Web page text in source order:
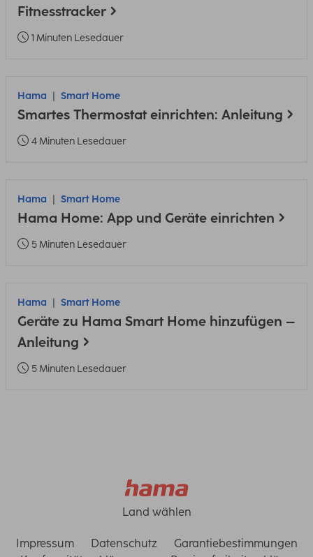
Fitnesstracker
1 Minuten Lesedauer
Hama Smart Home
Smartes Thermostat einrichten: Anleitung
4 Minuten Lesedauer
Hama Smart Home
Hama Home: App und Geräte einrichten
5 Minuten Lesedauer
Hama Smart Home
Geräte zu Hama Smart Home hinzufügen –
Anleitung
5 Minuten Lesedauer
Land wählen
Impressum Datenschutz
Garantiebestimmungen